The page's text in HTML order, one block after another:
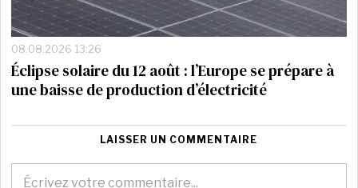
08.08.2026 13:26
Éclipse solaire du 12 août : l’Europe se prépare à
une baisse de production d’électricité
LAISSER UN COMMENTAIRE